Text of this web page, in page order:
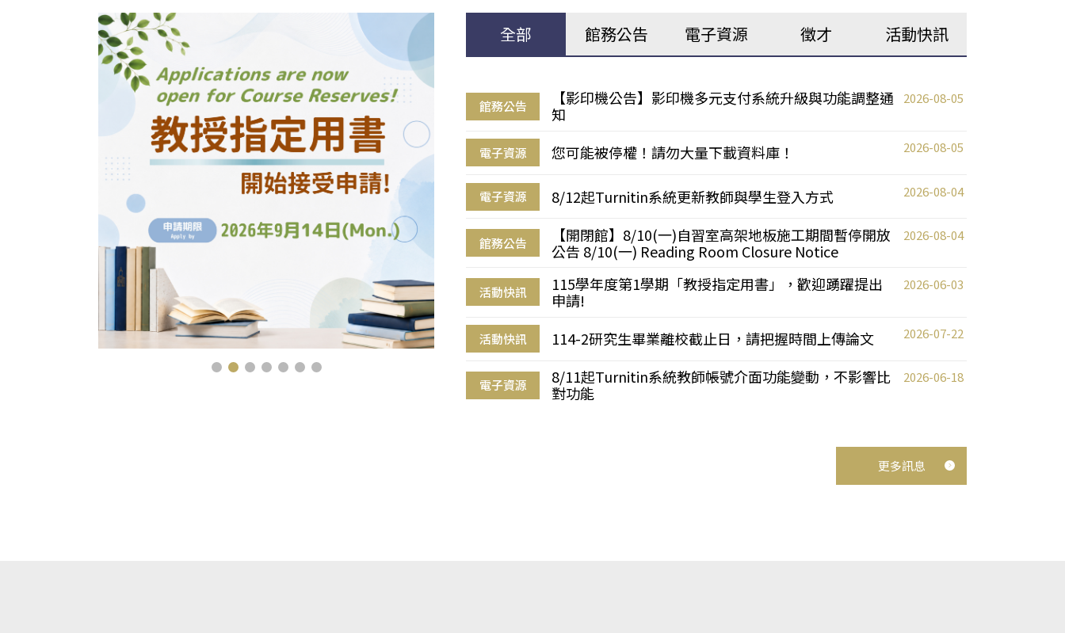
全部 館務公告 電子資源 徵才 活動快訊
館務公告
【影印機公告】影印機多元支付系統升級與功能調整通
知
2026-08-05
電子資源 您可能被停權！請勿大量下載資料庫！ 2026-08-05
電子資源 8/12起Turnitin系統更新教師與學生登入方式 2026-08-04
館務公告
【開閉館】8/10(一)自習室高架地板施工期間暫停開放
公告 8/10(一) Reading Room Closure Notice
2026-08-04
活動快訊
115學年度第1學期「教授指定用書」，歡迎踴躍提出
申請!
2026-06-03
活動快訊 114-2研究生畢業離校截止日，請把握時間上傳論文 2026-07-22
電子資源
8/11起Turnitin系統教師帳號介面功能變動，不影響比
對功能
2026-06-18
更多訊息